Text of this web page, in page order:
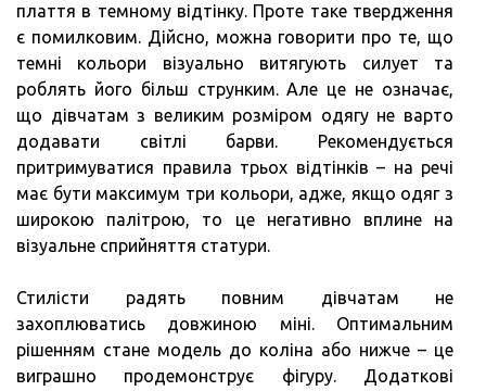
плаття в темному відтінку. Проте таке твердження
є помилковим. Дійсно, можна говорити про те, що
темні кольори візуально витягують силует та
роблять його більш струнким. Але це не означає,
що дівчатам з великим розміром одягу не варто
додавати світлі барви. Рекомендується
притримуватися правила трьох відтінків – на речі
має бути максимум три кольори, адже, якщо одяг з
широкою палітрою, то це негативно вплине на
візуальне сприйняття статури.
Стилісти радять повним дівчатам не
захоплюватись довжиною міні. Оптимальним
рішенням стане модель до коліна або нижче – це
виграшно продемонструє фігуру. Додаткові